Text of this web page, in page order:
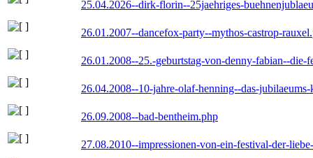
25.04.2026--dirk-florin--25jaehriges-
26.01.2007--dancefox-party--mythos-castrop-
26.01.2008--25.-geburtstag-von-denny-fabian--die-
26.04.2008--10-jahre-olaf-henning--das-
26.09.2008--bad-bentheim.php
27.08.2010--impressionen-von-ein-festival-der-